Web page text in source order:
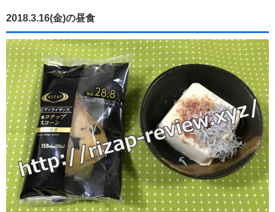
2018.3.16(金)の昼食